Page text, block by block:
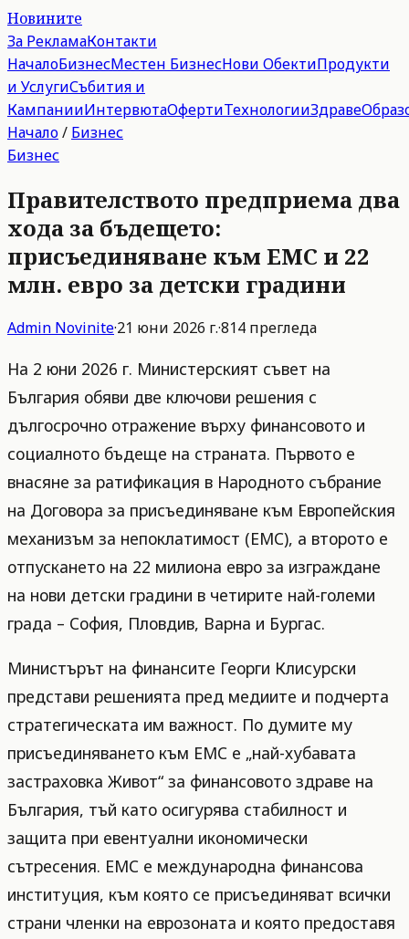
Новините
За РекламаКонтакти
НачалоБизнесМестен БизнесНови ОбектиПродукти
и УслугиСъбития и
КампанииИнтервютаОфертиТехнологииЗдраве
Начало/ Бизнес
Бизнес
Правителството предприема два
хода за бъдещето:
присъединяване към ЕМС и 22
млн. евро за детски градини
Admin Novinite·21 юни 2026 г.·814 прегледа
На 2 юни 2026 г. Министерският съвет на
България обяви две ключови решения с
дългосрочно отражение върху финансовото и
социалното бъдеще на страната. Първото е
внасяне за ратификация в Народното събрание
на Договора за присъединяване към Европейския
механизъм за непоклатимост (ЕМС), а второто е
отпускането на 22 милиона евро за изграждане
на нови детски градини в четирите най-големи
града – София, Пловдив, Варна и Бургас.
Министърът на финансите Георги Клисурски
представи решенията пред медиите и подчерта
стратегическата им важност. По думите му
присъединяването към ЕМС е „най-хубавата
застраховка Живот“ за финансовото здраве на
България, тъй като осигурява стабилност и
защита при евентуални икономически
сътресения. ЕМС е международна финансова
институция, към която се присъединяват всички
страни членки на еврозоната и която предоставя